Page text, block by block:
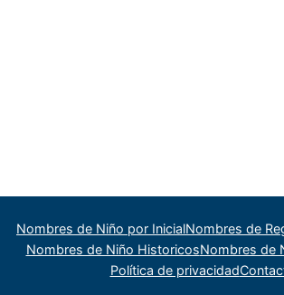
Nombres de Niño por InicialNombres de
Nombres de Niño HistoricosNombres de
Política de privacidad